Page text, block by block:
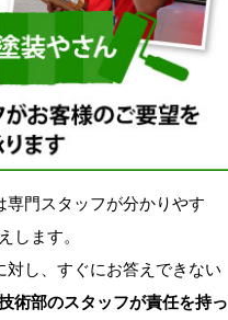
専門スタッフが分かりやす
します。
対し、すぐにお答えできない
術部のスタッフが責任を持っ